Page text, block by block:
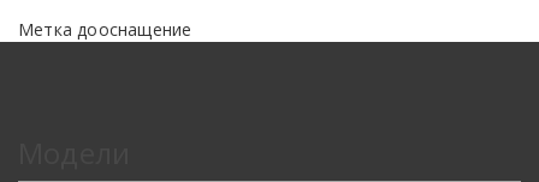
Метка дооснащение